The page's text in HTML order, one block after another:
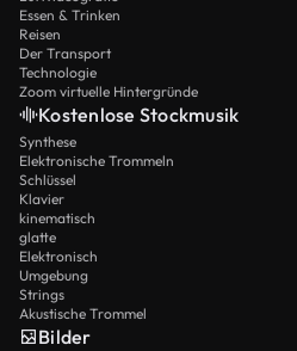
Essen & Trinken
Reisen
Der Transport
Technologie
Zoom virtuelle Hintergründe
Kostenlose Stockmusik
Synthese
Elektronische Trommeln
Schlüssel
Klavier
kinematisch
glatte
Elektronisch
Umgebung
Strings
Akustische Trommel
Bilder